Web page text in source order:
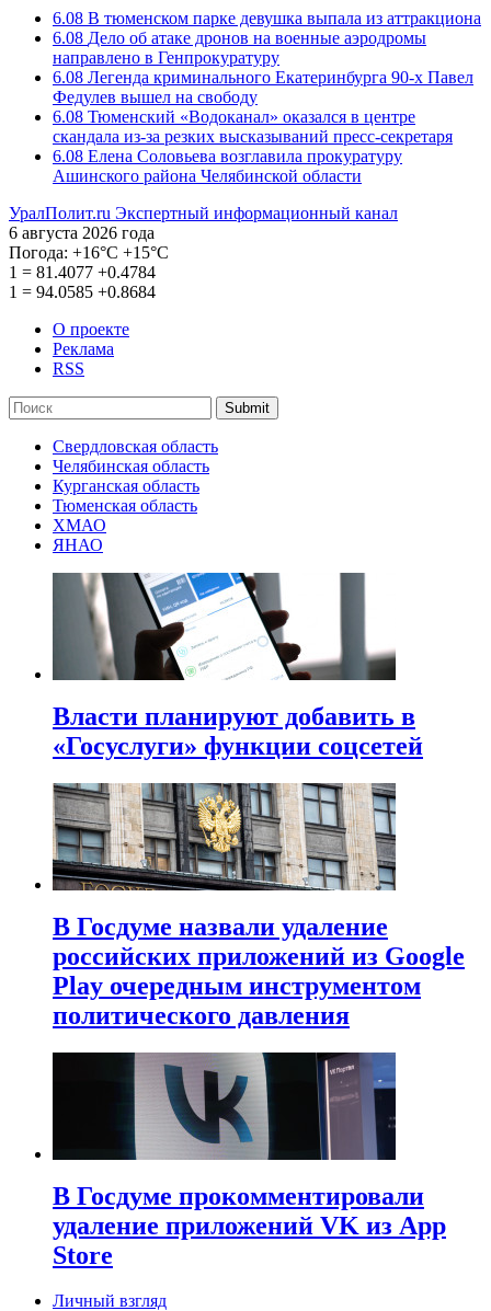
6.08 В тюменском парке девушка выпала из аттракциона
6.08 Дело об атаке дронов на военные аэродромы
направлено в Генпрокуратуру
6.08 Легенда криминального Екатеринбурга 90-х Павел
Федулев вышел на свободу
6.08 Тюменский «Водоканал» оказался в центре
скандала из-за резких высказываний пресс-секретаря
6.08 Елена Соловьева возглавила прокуратуру
Ашинского района Челябинской области
УралПолит.ru Экспертный информационный канал
6 августа 2026 года
Погода: +16°С +15°С
1 = 81.4077 +0.4784
1 = 94.0585 +0.8684
О проекте
Реклама
RSS
Submit
Свердловская область
Челябинская область
Курганская область
Тюменская область
ХМАО
ЯНАО
Власти планируют добавить в
«Госуслуги» функции соцсетей
В Госдуме назвали удаление
российских приложений из Google
Play очередным инструментом
политического давления
В Госдуме прокомментировали
удаление приложений VK из App
Store
Личный взгляд